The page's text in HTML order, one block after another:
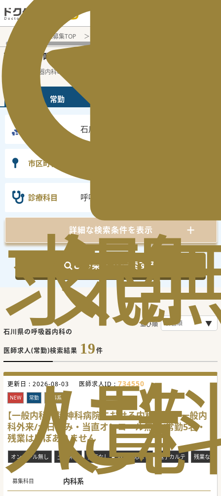
求
人
気
に
閲
覧
医師転職・求人募集TOP
石川県 の呼吸器内科
石川県の呼吸器内科の常勤の医師求人の検
常勤
石川県
市区町村
診療科目 呼吸器内科
詳細な検索条件を表示
この条件で検索する
石川県の呼吸器内科の
医師求人(常勤)検索結果 19件
並び順
更新日 : 2026-08-03 医師求人ID : 734550
NEW 常勤 内科系
【一般内科】精神科病院における内科管理・一般内
科外来/土日休み・当直オンコール無し/常勤5名・
残業はほぼありません
オンコール無し 土日休み 当直なし 救急対応なし 電子カルテ 残業なし
募集科目 内科系